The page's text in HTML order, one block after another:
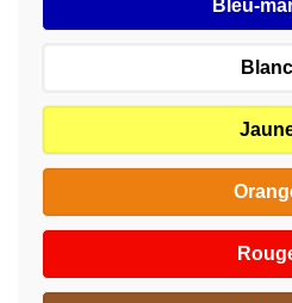
Bleu-
Blanc